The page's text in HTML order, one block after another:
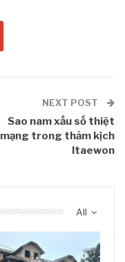
NEXT POST
Sao nam xấu số thiệt
mạng trong thảm kịch
Itaewon
All